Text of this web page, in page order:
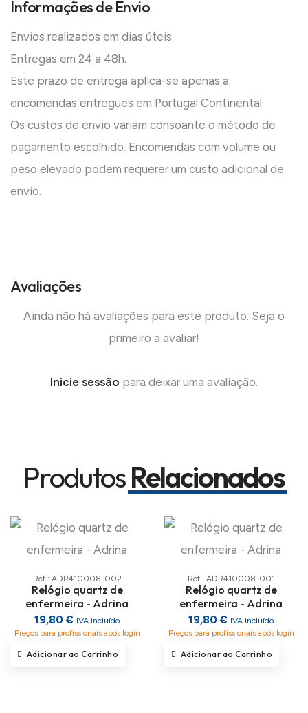
Informações de Envio
Envios realizados em dias úteis.
Entregas em 24 a 48h.
Este prazo de entrega aplica-se apenas a
encomendas entregues em Portugal Continental.
Os custos de envio variam consoante o método de
pagamento escolhido. Encomendas com volume ou
peso elevado podem requerer um custo adicional de
envio.
Avaliações
Ainda não há avaliações para este produto. Seja o
primeiro a avaliar!
Inicie sessão para deixar uma avaliação.
ProdutosRelacionados
Ref.: ADR410008-002
Relógio quartz de
enfermeira - Adrina
19,80 € IVA incluído
Preços para profissionais após login
Adicionar ao Carrinho
Ref.: ADR410008-001
Relógio quartz de
enfermeira - Adrina
19,80 € IVA incluído
Preços para profissionais após login
Adicionar ao Carrinho